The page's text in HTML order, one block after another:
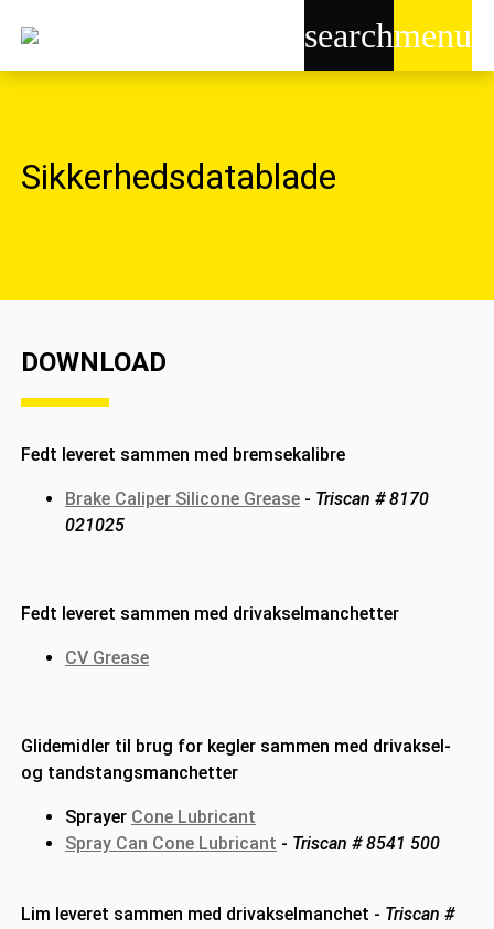
searchmenu
Sikkerhedsdatablade
DOWNLOAD
Fedt leveret sammen med bremsekalibre
Brake Caliper Silicone Grease - Triscan #8170
021025
Fedt leveret sammen med drivakselmanchetter
CV Grease
Glidemidler til brug for kegler sammen med drivaksel-
og tandstangsmanchetter
Sprayer Cone Lubricant
Spray Can Cone Lubricant - Triscan # 8541 500
Lim leveret sammen med drivakselmanchet - Triscan #